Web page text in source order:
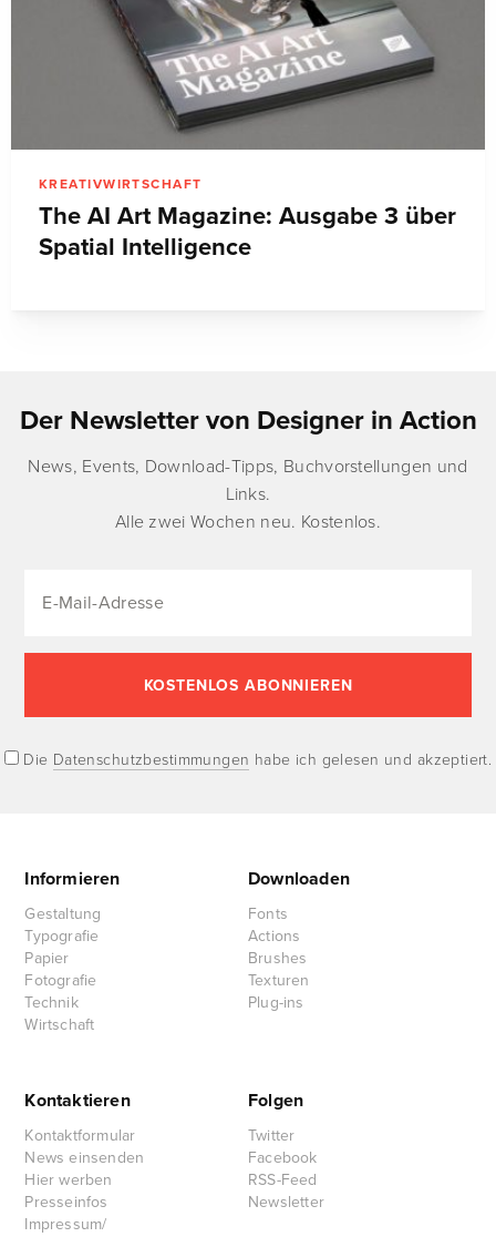
KREATIVWIRTSCHAFT
The AI Art Magazine: Ausgabe 3 über
Spatial Intelligence
Der Newsletter von Designer in Action
News, Events, Download-Tipps, Buchvorstellungen und
Links.
Alle zwei Wochen neu. Kostenlos.
Die Datenschutzbestimmungen habe ich gelesen und akzeptiert.
Informieren
Gestaltung
Typografie
Papier
Fotografie
Technik
Wirtschaft
Downloaden
Fonts
Actions
Brushes
Texturen
Plug-ins
Kontaktieren
Kontaktformular
News einsenden
Hier werben
Presseinfos
Impressum/
Folgen
Twitter
Facebook
RSS-Feed
Newsletter